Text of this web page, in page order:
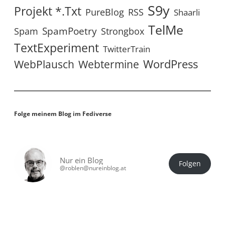
Projekt *.txt PureBlog RSS S9y Shaarli
Spam SpamPoetry Strongbox TelMe
TextExperiment TwitterTrain
WebPlausch Webtermine WordPress
Folge meinem Blog im Fediverse
Nur ein Blog
@roblen@nureinblog.at Folgen